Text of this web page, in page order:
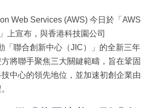
Web Services (AWS) 今日於「AWS
上宣布，與香港科技園公司
「聯合創新中心（JIC）」的全新三年
將聯手聚焦三大關鍵範疇，旨在鞏固
中心的領先地位，並加速初創企業由